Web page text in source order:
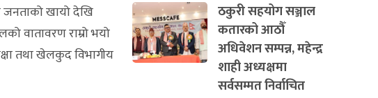
जनताको खायो देखि
वातावरण राम्रो भयो
तथा खेलकुद विभागीय
ठकुरी सहयोग सञ्जाल
कतारको आठौँ
अधिवेशन सम्पन्न, महेन्द्र
शाही अध्यक्षमा
सर्वसम्मत निर्वाचित